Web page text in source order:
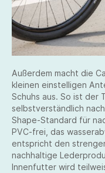
Außerdem macht die
kleinen einstelligen
Schuhs aus. So ist der
selbstverständlich
Shape-Standard für
PVC-frei, das
entspricht den
nachhaltige
Innenfutter wird